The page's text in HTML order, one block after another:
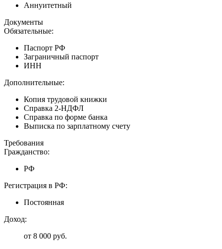
Аннуитетный
Документы
Обязательные:
Паспорт РФ
Заграничный паспорт
ИНН
Дополнительные:
Копия трудовой книжки
Справка 2-НДФЛ
Справка по форме банка
Выписка по зарплатному счету
Требования
Гражданство:
РФ
Регистрация в РФ:
Постоянная
Доход:
от 8 000 руб.